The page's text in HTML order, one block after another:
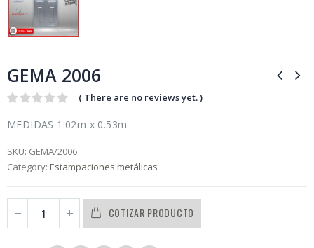
GEMA 2006
out
5
( There are no reviews yet. )
MEDIDAS 1.02m x 0.53m
SKU: GEMA/2006
Category: Estampaciones metálicas
COTIZAR PRODUCTO